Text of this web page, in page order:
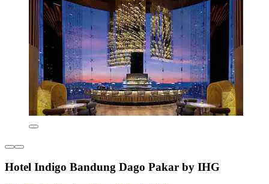
Hotel Indigo Bandung Dago Pakar by IHG